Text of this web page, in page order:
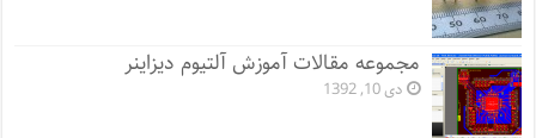
مجموعه مقالات آموزش آلتیوم دیزاینر
دی 10, 1392